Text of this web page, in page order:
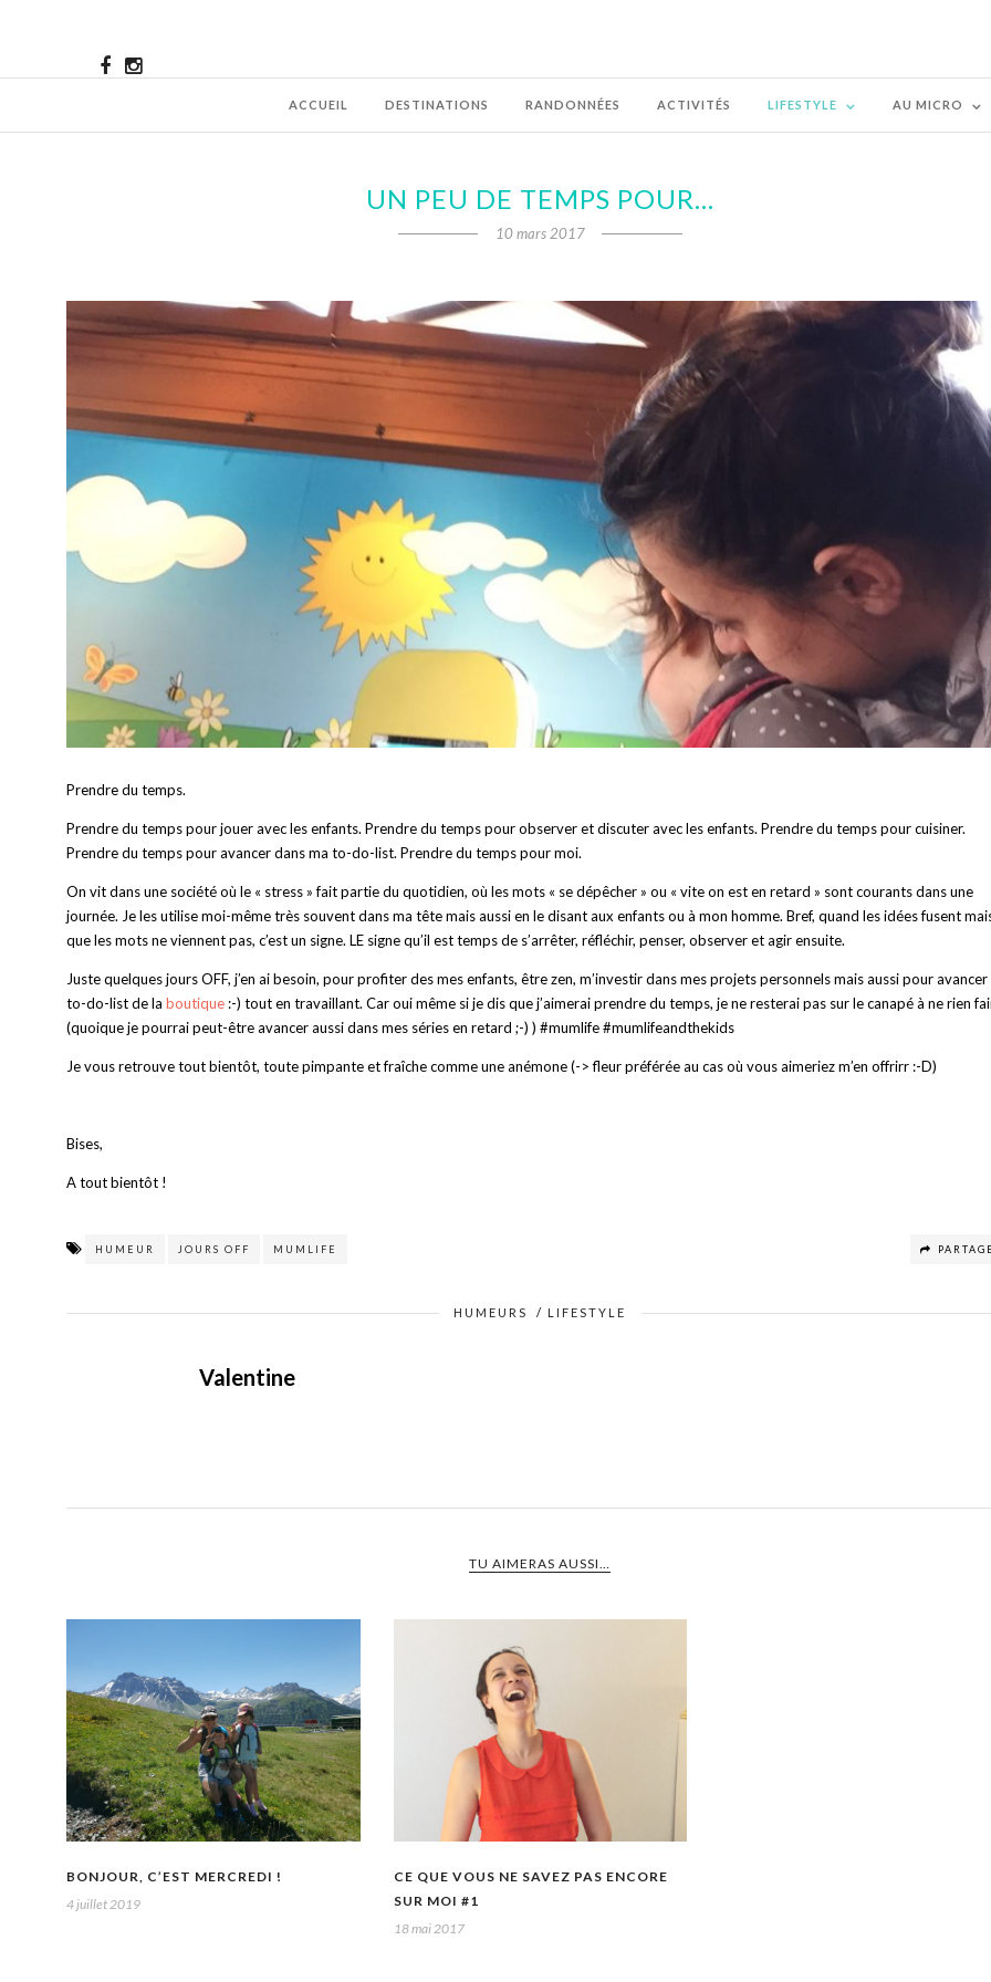
ACCUEIL DESTINATIONS RANDONNÉES ACTIVITÉS LIFESTYLE AU MICRO
UN PEU DE TEMPS POUR…
10 mars 2017
Prendre du temps.
Prendre du temps pour jouer avec les enfants. Prendre du temps pour observer et discuter avec les enfants. Prendre du temps pour cuisiner.
Prendre du temps pour avancer dans ma to-do-list. Prendre du temps pour moi.
On vit dans une société où le « stress » fait partie du quotidien, où les mots « se dépêcher » ou « vite on est en retard » sont courants dans une
journée. Je les utilise moi-même très souvent dans ma tête mais aussi en le disant aux enfants ou à mon homme. Bref, quand les idées fusent
que les mots ne viennent pas, c’est un signe. LE signe qu’il est temps de s’arrêter, réfléchir, penser, observer et agir ensuite.
Juste quelques jours OFF, j’en ai besoin, pour profiter des mes enfants, être zen, m’investir dans mes projets personnels mais aussi pour avancer
to-do-list de la boutique :-) tout en travaillant. Car oui même si je dis que j’aimerai prendre du temps, je ne resterai pas sur le canapé à ne rien
(quoique je pourrai peut-être avancer aussi dans mes séries en retard ;-) ) #mumlife #mumlifeandthekids
Je vous retrouve tout bientôt, toute pimpante et fraîche comme une anémone (-> fleur préférée au cas où vous aimeriez m’en offrirr :-D)
Bises,
A tout bientôt !
HUMEUR JOURS OFF MUMLIFE
HUMEURS / LIFESTYLE
Valentine
TU AIMERAS AUSSI…
BONJOUR, C’EST MERCREDI !
4 juillet 2019
CE QUE VOUS NE SAVEZ PAS ENCORE
SUR MOI #1
18 mai 2017